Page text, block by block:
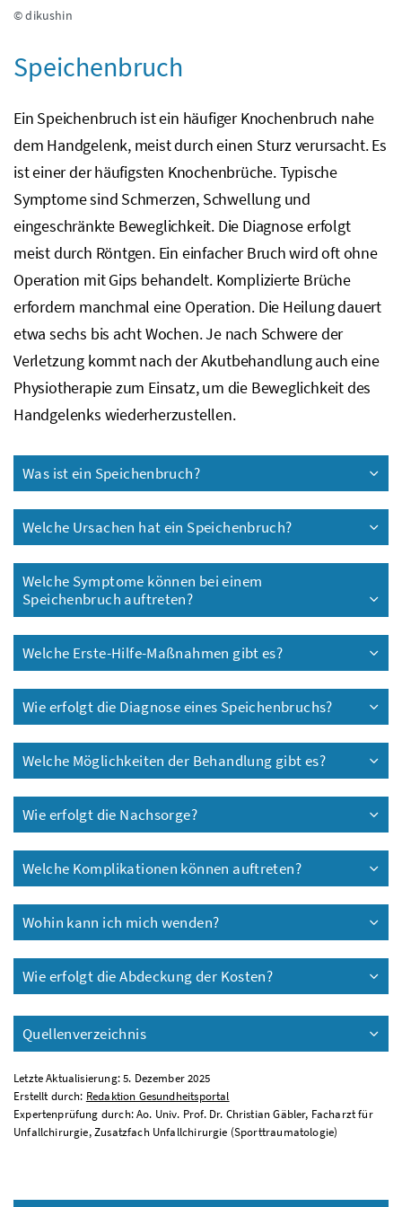
© dikushin
Speichenbruch
Ein Speichenbruch ist ein häufiger Knochenbruch nahe
dem Handgelenk, meist durch einen Sturz verursacht. Es
ist einer der häufigsten Knochenbrüche. Typische
Symptome sind Schmerzen, Schwellung und
eingeschränkte Beweglichkeit. Die Diagnose erfolgt
meist durch Röntgen. Ein einfacher Bruch wird oft ohne
Operation mit Gips behandelt. Komplizierte Brüche
erfordern manchmal eine Operation. Die Heilung dauert
etwa sechs bis acht Wochen. Je nach Schwere der
Verletzung kommt nach der Akutbehandlung auch eine
Physiotherapie zum Einsatz, um die Beweglichkeit des
Handgelenks wiederherzustellen.
Was ist ein Speichenbruch?
Welche Ursachen hat ein Speichenbruch?
Welche Symptome können bei einem
Speichenbruch auftreten?
Welche Erste-Hilfe-Maßnahmen gibt es?
Wie erfolgt die Diagnose eines Speichenbruchs?
Welche Möglichkeiten der Behandlung gibt es?
Wie erfolgt die Nachsorge?
Welche Komplikationen können auftreten?
Wohin kann ich mich wenden?
Wie erfolgt die Abdeckung der Kosten?
Quellenverzeichnis
Letzte Aktualisierung: 5. Dezember 2025
Erstellt durch: Redaktion Gesundheitsportal
Expertenprüfung durch: Ao. Univ. Prof. Dr. Christian Gäbler, Facharzt für
Unfallchirurgie, Zusatzfach Unfallchirurgie (Sporttraumatologie)